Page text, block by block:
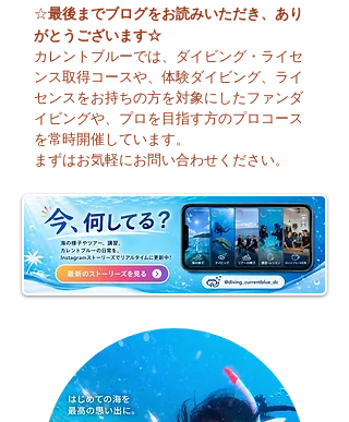
😊 海へ戻る第一歩！リ
フレッシュコース開催♪
☆最後までブログをお読みいただき、あり
がとうございます☆
カレントブルーでは、ダイビング・ライセ
ンス取得コースや、体験ダイビング、ライ
センスをお持ちの方を対象にしたファンダ
イビングや、プロを目指す方のプロコース
を常時開催しています。
まずはお気軽にお問い合わせください。